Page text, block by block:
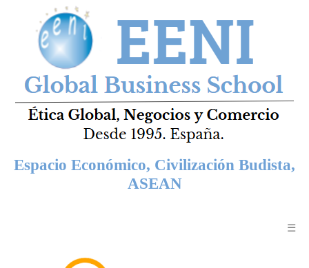
Espacio Económico, Civilización Budista,
ASEAN
☰